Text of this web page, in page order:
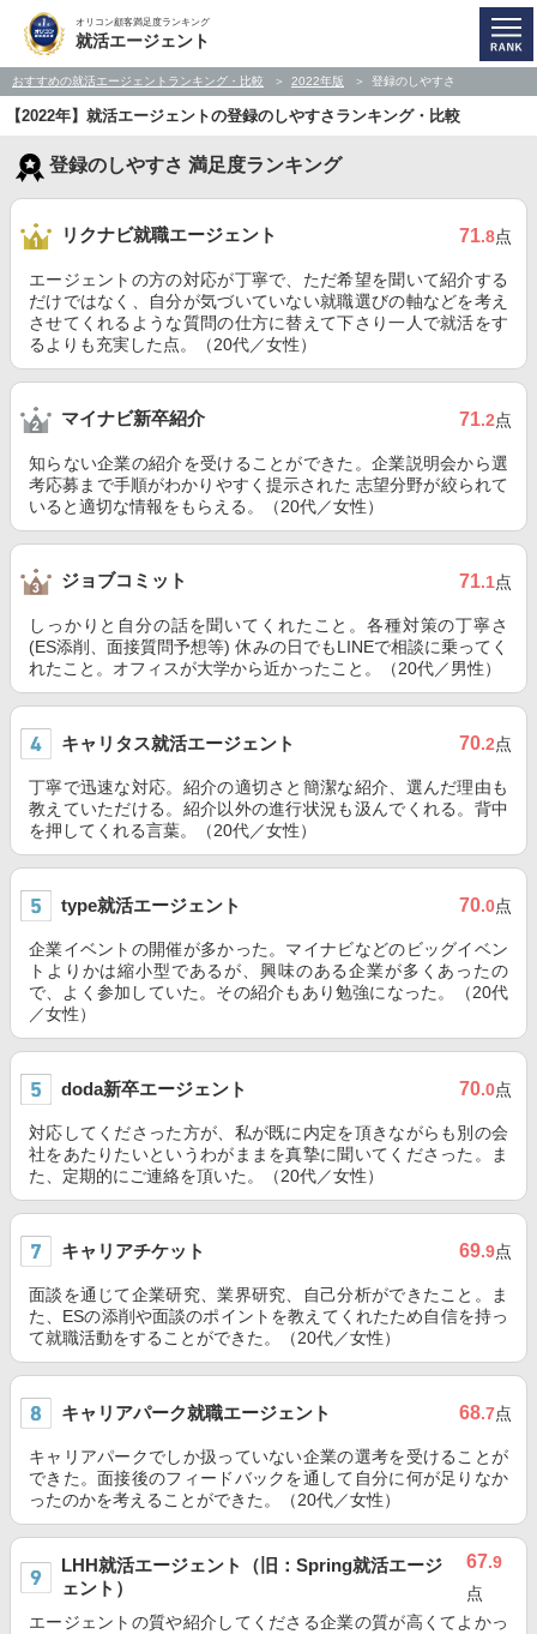
オリコン顧客満足度ランキング
就活エージェント
おすすめの就活エージェントランキング・比較 2022年版 登録のしやすさ
【2022年】就活エージェントの登録のしやすさランキング・比較
登録のしやすさ 満足度ランキング
リクナビ就職エージェント 71.8点
エージェントの方の対応が丁寧で、ただ希望を聞いて紹介する
だけではなく、自分が気づいていない就職選びの軸などを考え
させてくれるような質問の仕方に替えて下さり一人で就活をす
るよりも充実した点。（20代／女性）
マイナビ新卒紹介 71.2点
知らない企業の紹介を受けることができた。企業説明会から選
考応募まで手順がわかりやすく提示された 志望分野が絞られて
いると適切な情報をもらえる。（20代／女性）
ジョブコミット 71.1点
しっかりと自分の話を聞いてくれたこと。各種対策の丁寧さ
(ES添削、面接質問予想等) 休みの日でもLINEで相談に乗ってく
れたこと。オフィスが大学から近かったこと。（20代／男性）
キャリタス就活エージェント 70.2点
丁寧で迅速な対応。紹介の適切さと簡潔な紹介、選んだ理由も
教えていただける。紹介以外の進行状況も汲んでくれる。背中
を押してくれる言葉。（20代／女性）
type就活エージェント 70.0点
企業イベントの開催が多かった。マイナビなどのビッグイベン
トよりかは縮小型であるが、興味のある企業が多くあったの
で、よく参加していた。その紹介もあり勉強になった。（20代
／女性）
doda新卒エージェント 70.0点
対応してくださった方が、私が既に内定を頂きながらも別の会
社をあたりたいというわがままを真摯に聞いてくださった。ま
た、定期的にご連絡を頂いた。（20代／女性）
キャリアチケット 69.9点
面談を通じて企業研究、業界研究、自己分析ができたこと。ま
た、ESの添削や面談のポイントを教えてくれたため自信を持っ
て就職活動をすることができた。（20代／女性）
キャリアパーク就職エージェント 68.7点
キャリアパークでしか扱っていない企業の選考を受けることが
できた。面接後のフィードバックを通して自分に何が足りなか
ったのかを考えることができた。（20代／女性）
LHH就活エージェント（旧：Spring就活エージ
ェント）
67.9
点
エージェントの質や紹介してくださる企業の質が高くてよかっ